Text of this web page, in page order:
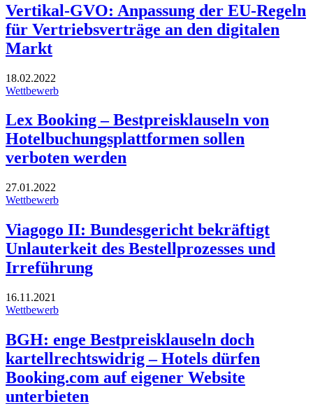
Vertikal-GVO: Anpassung der EU-Regeln
für Vertriebsverträge an den digitalen
Markt
18.02.2022
Wettbewerb
Lex Booking – Bestpreisklauseln von
Hotelbuchungsplattformen sollen
verboten werden
27.01.2022
Wettbewerb
Viagogo II: Bundesgericht bekräftigt
Unlauterkeit des Bestellprozesses und
Irreführung
16.11.2021
Wettbewerb
BGH: enge Bestpreisklauseln doch
kartellrechtswidrig – Hotels dürfen
Booking.com auf eigener Website
unterbieten